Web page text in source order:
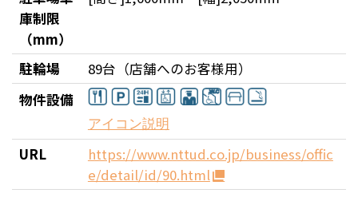
庫制限
（mm）
駐輪場
89台（店舗へのお客様用）
物件設備
アイコン説明
飲食店併設
駐車場有
24時間入退館可能
コンビニエンスストア
URL
https://www.nttud.co.jp/business/offic
e/detail/id/90.html